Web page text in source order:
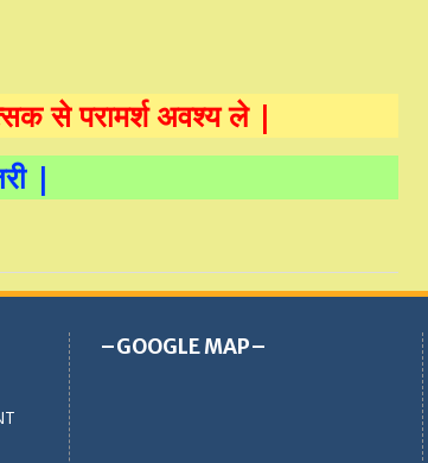
से परामर्श अवश्य ले |
|
–GOOGLE MAP–